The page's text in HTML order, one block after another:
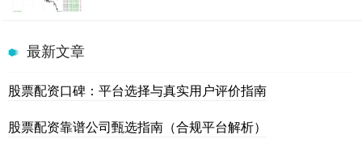
最新文章
股票配资口碑：平台选择与真实用户评价指南
股票配资靠谱公司甄选指南（合规平台解析）